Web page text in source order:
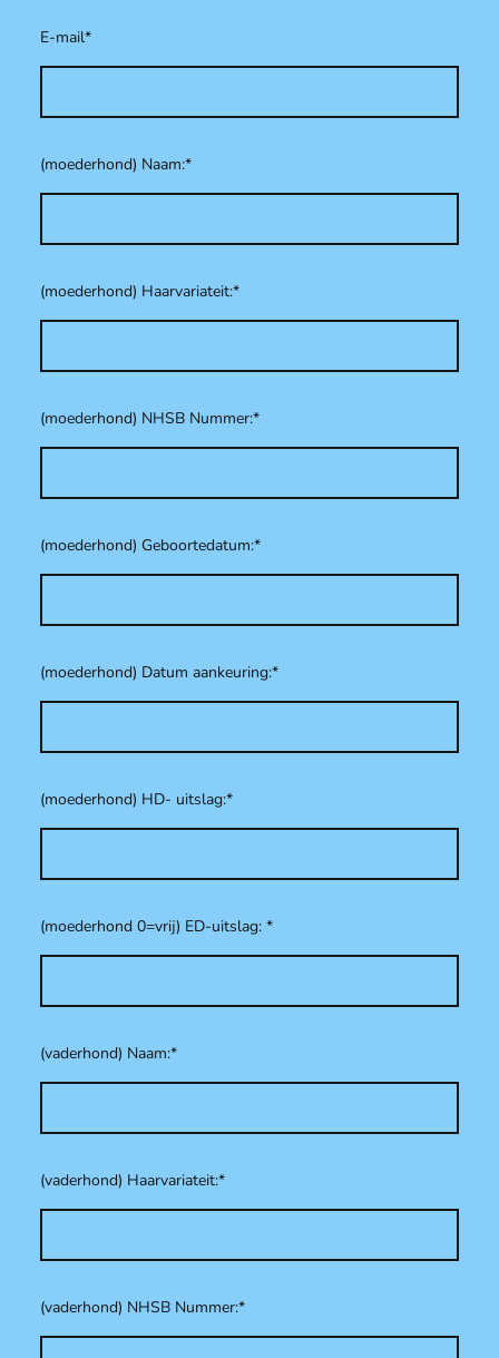
E-mail*
(moederhond) Naam:*
(moederhond) Haarvariateit:*
(moederhond) NHSB Nummer:*
(moederhond) Geboortedatum:*
(moederhond) Datum aankeuring:*
(moederhond) HD- uitslag:*
(moederhond 0=vrij) ED-uitslag: *
(vaderhond) Naam:*
(vaderhond) Haarvariateit:*
(vaderhond) NHSB Nummer:*